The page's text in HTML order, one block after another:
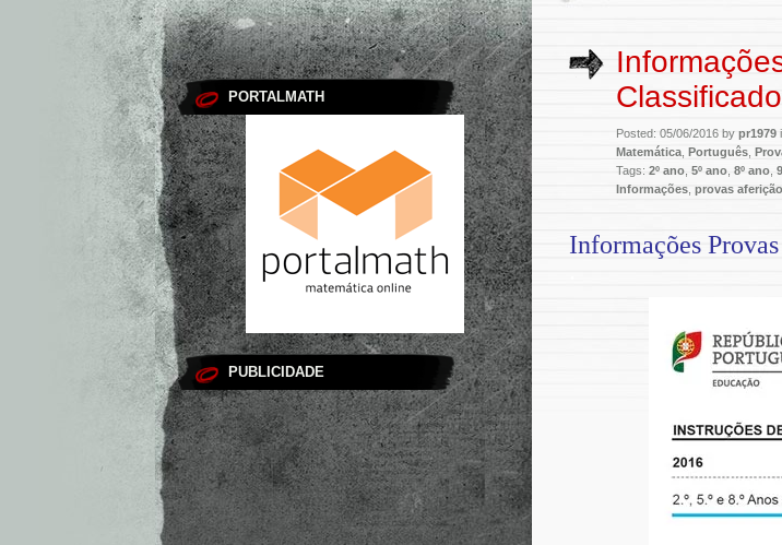
PORTALMATH
PUBLICIDADE
Posted: 05/06/2016 by pr1979
Matemática Português
Tags: 2º ano 5º ano 8º ano
Informações provas aferição
Informações